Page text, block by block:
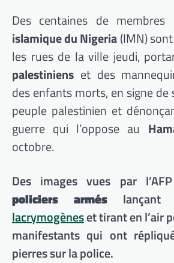
Des centaines de membres
islamique du Nigeria(IMN)
les rues de la ville jeudi,
palestiniens et des
des enfants morts, en signe de
peuple palestinien et
guerre qui l’oppose au
octobre.
Des images vues par
policiers arméslançant
lacrymogèneset tirant en l’air
manifestants qui ont
pierres sur la police.